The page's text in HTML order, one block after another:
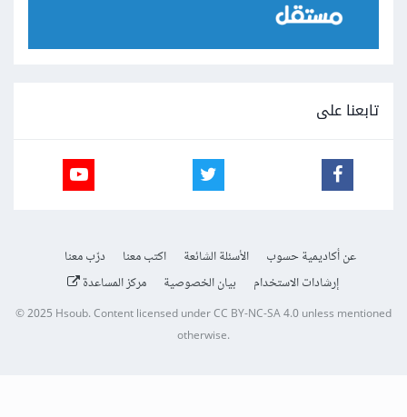
تابعنا على
عن أكاديمية حسوب الأسئلة الشائعة اكتب معنا
درّب معنا
إرشادات الاستخدام
بيان الخصوصية مركز المساعدة
© 2025 Hsoub.Content licensed underCC BY-NC-SA 4.0unless mentioned
otherwise.